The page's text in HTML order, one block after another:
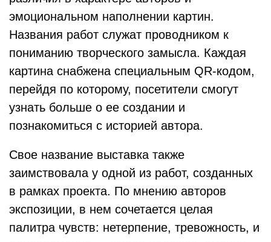
эмоциональном наполнении картин.
Названия работ служат проводником к
пониманию творческого замысла. Каждая
картина снабжена специальным QR-кодом,
перейдя по которому, посетители смогут
узнать больше о ее создании и
познакомиться с историей автора.
Свое название выставка также
заимствовала у одной из работ, созданных
в рамках проекта. По мнению авторов
экспозиции, в нем сочетается целая
палитра чувств: нетерпение, тревожность, и